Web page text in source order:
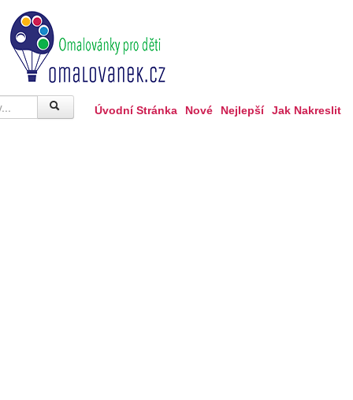
Úvodní Stránka Nové Nejlepší Jak Nakreslit